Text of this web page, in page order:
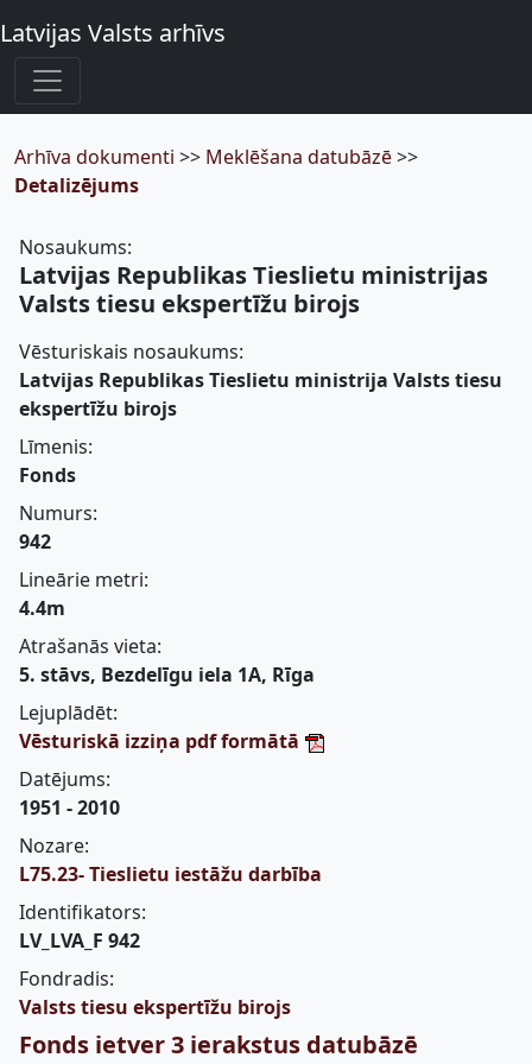
Latvijas Valsts arhīvs
Arhīva dokumenti >> Meklēšana datubāzē>>
Detalizējums
Nosaukums:
Latvijas Republikas Tieslietu ministrijas
Valsts tiesu ekspertīžu birojs
Vēsturiskais nosaukums:
Latvijas Republikas Tieslietu ministrija Valsts tiesu
ekspertīžu birojs
Līmenis:
Fonds
Numurs:
942
Lineārie metri:
4.4m
Atrašanās vieta:
5. stāvs, Bezdelīgu iela 1A, Rīga
Lejuplādēt:
Vēsturiskā izziņa pdf formātā
Datējums:
1951 - 2010
Nozare:
L75.23- Tieslietu iestāžu darbība
Identifikators:
LV_LVA_F 942
Fondradis:
Valsts tiesu ekspertīžu birojs
Fonds ietver 3 ierakstus datubāzē